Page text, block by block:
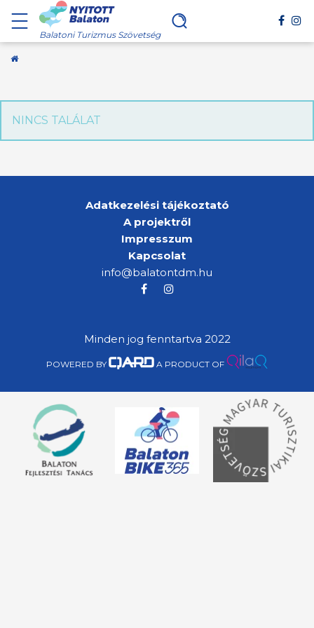
Balatoni Turizmus Szövetség
Kezdőoldal
NINCS TALÁLAT
Adatkezelési tájékoztató
A projektről
Impresszum
Kapcsolat
info@balatontdm.hu
Minden jog fenntartva 2022
POWERED BY A PRODUCT OF